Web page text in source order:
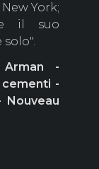
York;
il suo
Arman -
cementi -
Nouveau